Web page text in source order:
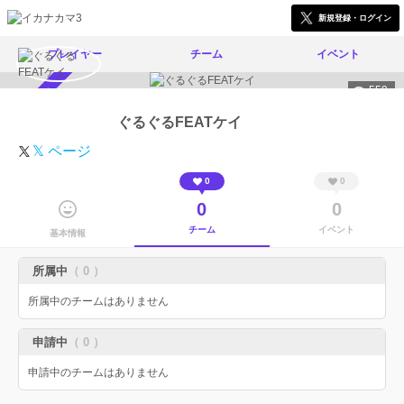
新規登録・ログイン
プレイヤー チーム イベント
559
ぐるぐるFEATケイ
𝕏 ページ
基本情報
0
0
チーム
0
0
イベント
所属中 （ 0 ）
所属中のチームはありません
申請中 （ 0 ）
申請中のチームはありません